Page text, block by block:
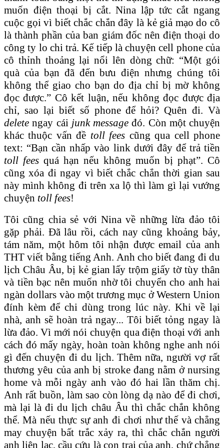
muốn điện thoại bị cắt. Nina lập tức cắt ngang
cuộc gọi vì biết chắc chắn đây là kẻ giả mạo do cô
là thành phần của ban giám đốc nên điện thoại do
công ty lo chi trả. Kế tiếp là chuyện cell phone của
cô thỉnh thoảng lại nổi lên dòng chữ: “Một gói
quà của bạn đã đến bưu điện nhưng chúng tôi
không thể giao cho bạn do địa chỉ bị mờ không
đọc được.” Cô kết luận, nếu không đọc được địa
chỉ, sao lại biết số phone để hỏi? Quên đi. Và
delete ngay cái junk message đó. Còn một chuyện
khác thuộc vấn đề toll fees cũng qua cell phone
text: “Bạn cần nhấp vào link dưới đây để trả tiền
toll fees quá hạn nếu không muốn bị phạt”. Cô
cũng xóa đi ngay vì biết chắc chắn thời gian sau
này mình không đi trên xa lộ thì làm gì lại vướng
chuyện toll fees!
Tôi cũng chia sẻ với Nina về những lừa đảo tôi
gặp phải. Đã lâu rồi, cách nay cũng khoảng bảy,
tám năm, một hôm tôi nhận được email của anh
THT viết bằng tiếng Anh. Anh cho biết đang đi du
lịch Châu Âu, bị kẻ gian lấy trộm giấy tờ tùy thân
và tiền bạc nên muốn nhờ tôi chuyển cho anh hai
ngàn dollars vào một trương mục ở Western Union
đính kèm để chi dùng trong lúc này. Khi về lại
nhà, anh sẽ hoàn trả ngay... Tôi biết tỏng ngay là
lừa đảo. Vì mới nói chuyện qua điện thoại với anh
cách đó mấy ngày, hoàn toàn không nghe anh nói
gì đến chuyện đi du lịch. Thêm nữa, người vợ rất
thương yêu của anh bị stroke đang nằm ở nursing
home và mỗi ngày anh vào đó hai lần thăm chị.
Anh rất buồn, làm sao còn lòng dạ nào để đi chơi,
mà lại là đi du lịch châu Âu thì chắc chắn không
thể. Mà nếu thực sự anh đi chơi như thế và chẳng
may chuyện bất trắc xảy ra, thì chắc chắn người
anh liên lạc, cầu cứu là con trai của anh, chứ chẳng